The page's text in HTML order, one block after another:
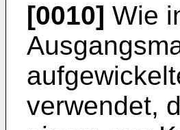
[0010] Wie
verwendet,